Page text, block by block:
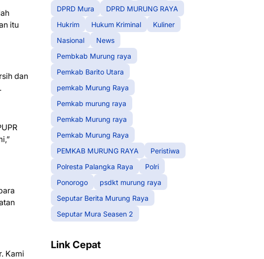
itu
dan
Kami
DPRD Mura
DPRD MURUNG RAYA
Hukrim
Hukum Kriminal
Kuliner
Nasional
News
Pembkab Murung raya
Pemkab Barito Utara
pemkab Murung Raya
Pemkab murung raya
Pemkab Murung raya
Pemkab Murung Raya
PEMKAB MURUNG RAYA
Peristiwa
Polresta Palangka Raya
Polri
Ponorogo
psdkt murung raya
Seputar Berita Murung Raya
Seputar Mura Seasen 2
Link Cepat